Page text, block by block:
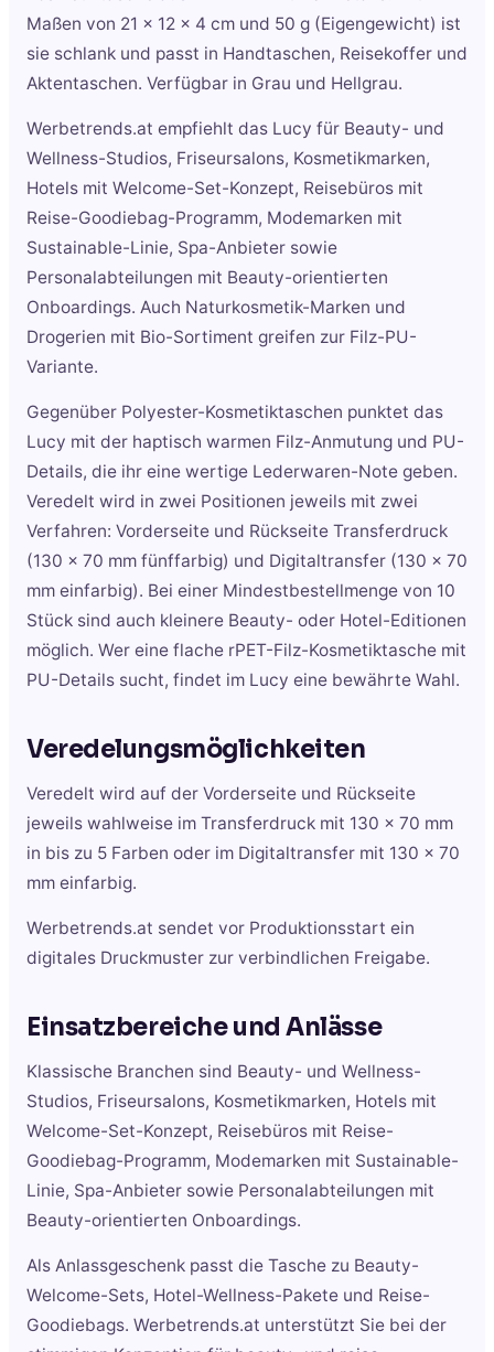
Maßen von 21 x 12 x 4 cm und 50 g (Eigengewicht) ist
sie schlank und passt in Handtaschen, Reisekoffer und
Aktentaschen. Verfügbar in Grau und Hellgrau.
Werbetrends.at empfiehlt das Lucy für Beauty- und
Wellness-Studios, Friseursalons, Kosmetikmarken,
Hotels mit Welcome-Set-Konzept, Reisebüros mit
Reise-Goodiebag-Programm, Modemarken mit
Sustainable-Linie, Spa-Anbieter sowie
Personalabteilungen mit Beauty-orientierten
Onboardings. Auch Naturkosmetik-Marken und
Drogerien mit Bio-Sortiment greifen zur Filz-PU-
Variante.
Gegenüber Polyester-Kosmetiktaschen punktet das
Lucy mit der haptisch warmen Filz-Anmutung und PU-
Details, die ihr eine wertige Lederwaren-Note geben.
Veredelt wird in zwei Positionen jeweils mit zwei
Verfahren: Vorderseite und Rückseite Transferdruck
(130 x 70 mm fünffarbig) und Digitaltransfer (130 x 70
mm einfarbig). Bei einer Mindestbestellmenge von 10
Stück sind auch kleinere Beauty- oder Hotel-Editionen
möglich. Wer eine flache rPET-Filz-Kosmetiktasche mit
PU-Details sucht, findet im Lucy eine bewährte Wahl.
Veredelungsmöglichkeiten
Veredelt wird auf der Vorderseite und Rückseite
jeweils wahlweise im Transferdruck mit 130 x 70 mm
in bis zu 5 Farben oder im Digitaltransfer mit 130 x 70
mm einfarbig.
Werbetrends.at sendet vor Produktionsstart ein
digitales Druckmuster zur verbindlichen Freigabe.
Einsatzbereiche und Anlässe
Klassische Branchen sind Beauty- und Wellness-
Studios, Friseursalons, Kosmetikmarken, Hotels mit
Welcome-Set-Konzept, Reisebüros mit Reise-
Goodiebag-Programm, Modemarken mit Sustainable-
Linie, Spa-Anbieter sowie Personalabteilungen mit
Beauty-orientierten Onboardings.
Als Anlassgeschenk passt die Tasche zu Beauty-
Welcome-Sets, Hotel-Wellness-Pakete und Reise-
Goodiebags. Werbetrends.at unterstützt Sie bei der